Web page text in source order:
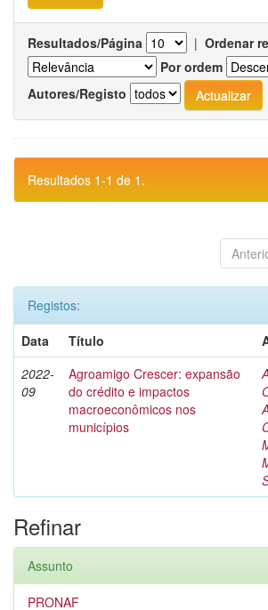
Resultados/Página | Ordenar
Por ordem
Autores/Registo
Resultados 1-1 de 1.
Registos:
Data
Título
2022-
09
Agroamigo Crescer: expansão
do crédito e impactos
macroeconômicos nos
municípios
Refinar
Assunto
PRONAF